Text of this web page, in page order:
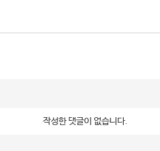
작성한 댓글이 없습니다.